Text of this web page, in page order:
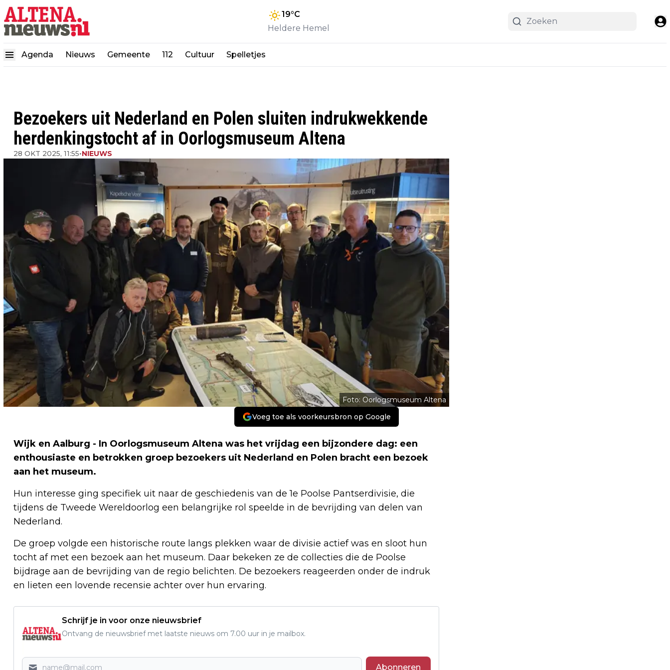
19°C
Heldere Hemel
Agenda Nieuws Gemeente 112 Cultuur Spelletjes
Bezoekers uit Nederland en Polen sluiten indrukwekkende
herdenkingstocht af in Oorlogsmuseum Altena
28 OKT 2025, 11:55•NIEUWS
Foto: Oorlogsmuseum Altena
Voeg toe als voorkeursbron op Google
Wijk en Aalburg - In Oorlogsmuseum Altena was het vrijdag een bijzondere dag: een
enthousiaste en betrokken groep bezoekers uit Nederland en Polen bracht een bezoek
aan het museum.
Hun interesse ging specifiek uit naar de geschiedenis van de 1e Poolse Pantserdivisie, die
tijdens de Tweede Wereldoorlog een belangrijke rol speelde in de bevrijding van delen van
Nederland.
De groep volgde een historische route langs plekken waar de divisie actief was en sloot hun
tocht af met een bezoek aan het museum. Daar bekeken ze de collecties die de Poolse
bijdrage aan de bevrijding van de regio belichten. De bezoekers reageerden onder de indruk
en lieten een lovende recensie achter over hun ervaring.
Schrijf je in voor onze nieuwsbrief
Ontvang de nieuwsbrief met laatste nieuws om 7.00 uur in je mailbox.
Abonneren